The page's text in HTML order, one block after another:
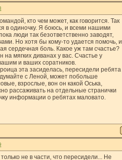
кто чем может, как говорится. Так
в одиночку. Я боюсь, и всеми нашими
люди так безответственно заводят,
Но хотя бы кому-то удается помочь, и
сердечная боль. Какое уж там счастье?
на мягких диванах у вас. Счастье у
и ваших соратников.
эта засиделась, пересидели ребята
с Леной, может побольше
взрослые, вон он какой Оська,
рассаживать на отдельные странички
информации о ребятах маловато.
не в части, что пересидели... Не